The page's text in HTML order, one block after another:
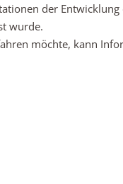
der
wurde.
möchte, kann